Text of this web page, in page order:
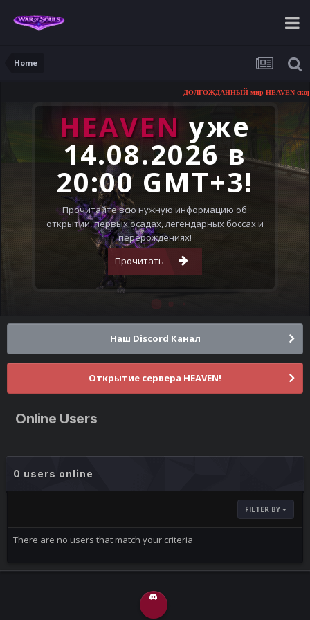
Home
ДОЛГОЖДАННЫЙ мир HEAVEN скоро
HEAVEN уже
14.08.2026 в
20:00 GMT+3!
Прочитайте всю нужную информацию об
открытии, первых осадах, легендарных боссах и
перерождениях!
Прочитать
Наш Discord Канал
Открытие сервера HEAVEN!
Online Users
0 users online
FILTER BY
There are no users that match your criteria